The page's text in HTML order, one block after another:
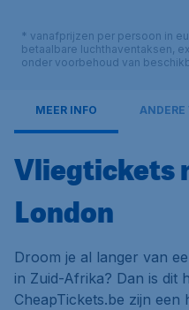
* vanafprijzen per persoon in
betaalbare luchthaventaksen,
onder voorbehoud van
MEER INFO ANDERE
Vliegtickets
London
Droom je al langer van
in Zuid-Afrika? Dan is dit
CheapTickets.be zijn een